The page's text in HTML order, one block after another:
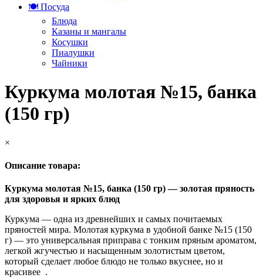
🍽️ Посуда
Блюда
Казаны и мангалы
Косушки
Пиалушки
Чайники
Куркума молотая №15, банка
(150 гр)
×
Описание товара:
Куркума молотая №15, банка (150 гр) — золотая пряность
для здоровья и ярких блюд
Куркума — одна из древнейших и самых почитаемых
пряностей мира. Молотая куркума в удобной банке №15 (150
г) — это универсальная приправа с тонким пряным ароматом,
легкой жгучестью и насыщенным золотистым цветом,
который сделает любое блюдо не только вкуснее, но и
красивее .